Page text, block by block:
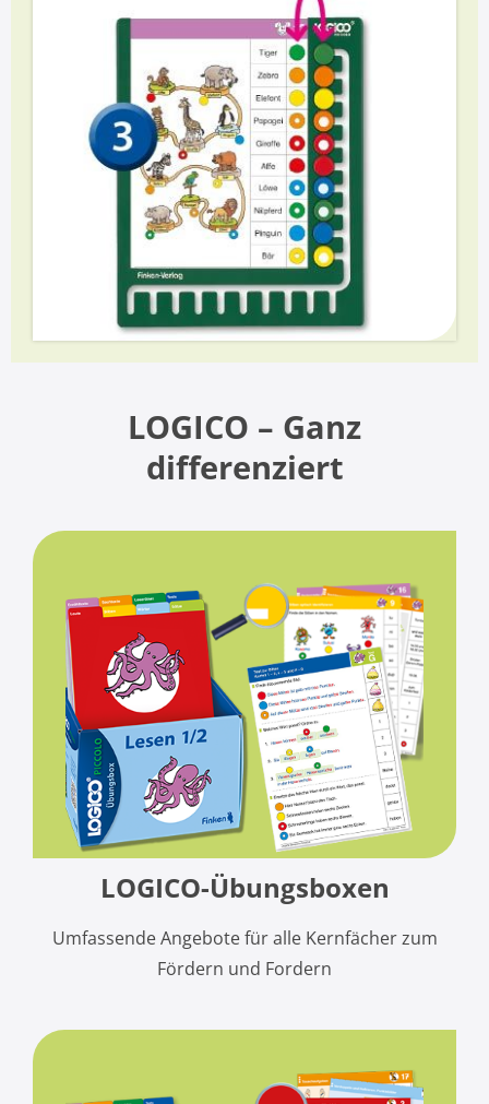
LOGICO – Ganz
differenziert
LOGICO-Übungsboxen
Umfassende Angebote für alle Kernfächer zum
Fördern und Fordern